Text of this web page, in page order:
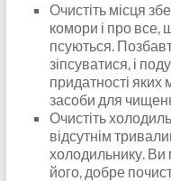
Очистіть місця
комори і про все,
псуються.
зіпсуватися, і
придатності яких
засоби для
Очистіть
відсутнім
холодильнику. Ви
його, добре